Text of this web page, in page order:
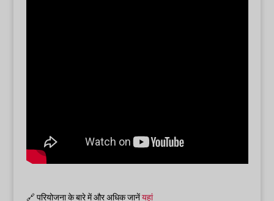
🔗 परियोजना के बारे में और अधिक जानेंयहां